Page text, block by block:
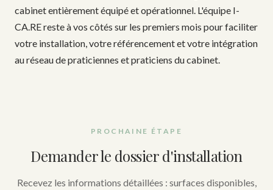
cabinet entièrement équipé et opérationnel. L'équipe I-
CA.RE reste à vos côtés sur les premiers mois pour faciliter
votre installation, votre référencement et votre intégration
au réseau de praticiennes et praticiens du cabinet.
PROCHAINE ÉTAPE
Demander le dossier d'installation
Recevez les informations détaillées : surfaces disponibles,